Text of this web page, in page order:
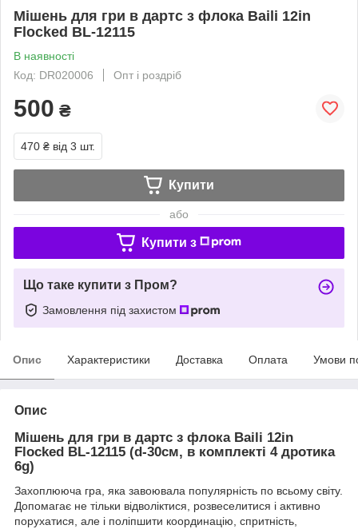
Мішень для гри в дартс з флока Baili 12in
Flocked BL-12115
В наявності
Код: DR020006
Опт і роздріб
500 ₴
470 ₴ від 3 шт.
Купити
або
Купити з
Що таке купити з Пром?
Замовлення під захистом
Опис Характеристики Доставка Оплата Умови
Опис
Мішень для гри в дартс з флока Baili 12in
Flocked BL-12115 (d-30см, в комплекті 4 дротика
6g)
Захоплююча гра, яка завоювала популярність по всьому світу.
Допомагає не тільки відволіктися, розвеселитися і активно
порухатися, але і поліпшити координацію, спритність,